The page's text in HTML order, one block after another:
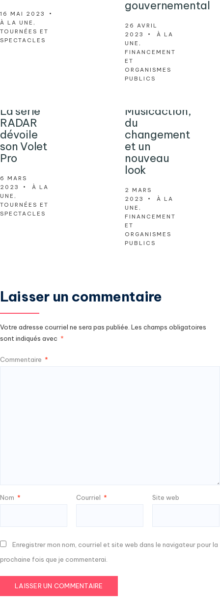
16 MAI 2023
•
À LA UNE ,
TOURNÉES ET
SPECTACLES
gouvernemental
26 AVRIL
2023
•
À LA
UNE ,
FINANCEMENT
ET
ORGANISMES
PUBLICS
La série
RADAR
dévoile
son Volet
Pro
6 MARS
2023
•
À LA
UNE ,
TOURNÉES ET
SPECTACLES
Musicaction,
du
changement
et un
nouveau
look
2 MARS
2023
•
À LA
UNE ,
FINANCEMENT
ET
ORGANISMES
PUBLICS
Laisser un commentaire
Votre adresse courriel ne sera pas publiée. Les champs obligatoires
sont indiqués avec *
Commentaire *
Nom * Courriel * Site web
Enregistrer mon nom, courriel et site web dans le navigateur pour la
prochaine fois que je commenterai.